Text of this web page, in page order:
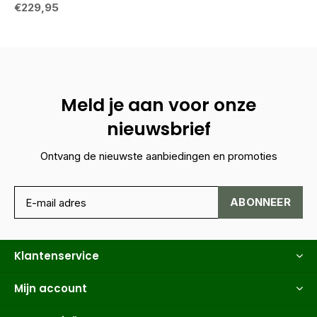
€229,95
Meld je aan voor onze
nieuwsbrief
Ontvang de nieuwste aanbiedingen en promoties
ABONNEER
Klantenservice
Mijn account